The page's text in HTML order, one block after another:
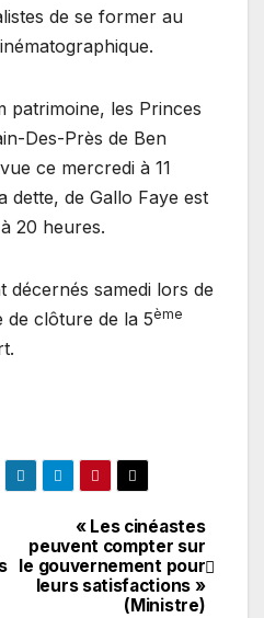
de se former au
patrimoine, les Princes
Des-Près de Ben
ce mercredi à 11
dette, de Gallo Faye est
20 heures.
samedi lors de
de clôture de la 5ème
« Les cinéastes
peuvent compter sur
le gouvernement pour
leurs satisfactions »
(Ministre)